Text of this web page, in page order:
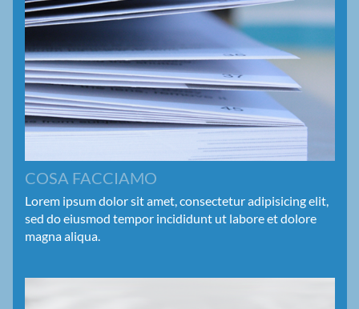
COSA FACCIAMO
Lorem ipsum dolor sit amet, consectetur adipisicing elit,
sed do eiusmod tempor incididunt ut labore et dolore
magna aliqua.